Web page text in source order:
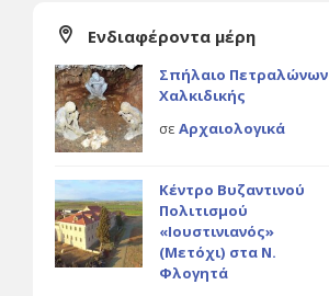
Ενδιαφέροντα μέρη
Σπήλαιο Πετραλώνων
Χαλκιδικής
σε Αρχαιολογικά
Κέντρο Βυζαντινού
Πολιτισμού
«Ιουστινιανός»
(Μετόχι) στα Ν.
Φλογητά